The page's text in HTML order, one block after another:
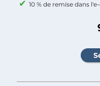
10 % de remise dans